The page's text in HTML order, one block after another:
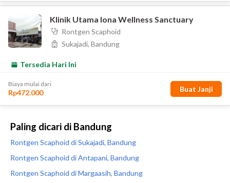
Paling dicari di Bandung
Rontgen Scaphoid di Sukajadi, Bandung
Rontgen Scaphoid di Antapani, Bandung
Rontgen Scaphoid di Margaasih, Bandung